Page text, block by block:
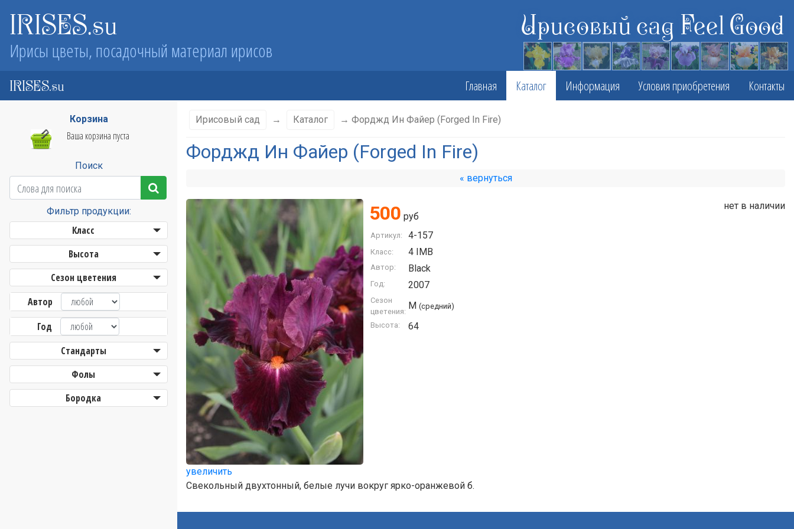
IRISES.su Ирисовый сад Feel Good
Ирисы цветы, посадочный материал ирисов
IRISES.su Главная Каталог Информация Условия приобретения Контакты
Корзина
Ваша корзина пуста
Поиск
Фильтр продукции:
Класс
Высота
Сезон цветения
Автор
Год
Стандарты
Фолы
Бородка
Ирисовый сад → Каталог → Форджд Ин Файер (Forged In Fire)
Форджд Ин Файер (Forged In Fire)
« вернуться
увеличить
500 руб
нет в наличии
Артикул: 4-157
Класс: 4 IMB
Автор: Black
Год: 2007
Сезон
цветения:
M (средний)
Высота: 64
Свекольный двухтонный, белые лучи вокруг ярко-оранжевой б.